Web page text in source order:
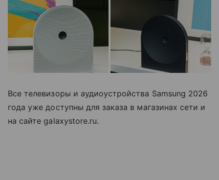
Все телевизоры и аудиоустройства Samsung 2026
года уже доступны для заказа в магазинах сети и
на сайте galaxystore.ru.